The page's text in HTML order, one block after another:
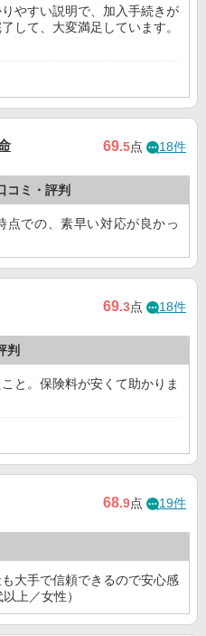
やすい説明で、加入手続きが
して、大変満足しています。
69.5点 18件
コミ・評判
点での、素早い対応が良かっ
69.3点 18件
判
と。保険料が安くて助かりま
68.9点 19件
大手で信頼できるので安心感
上／女性）